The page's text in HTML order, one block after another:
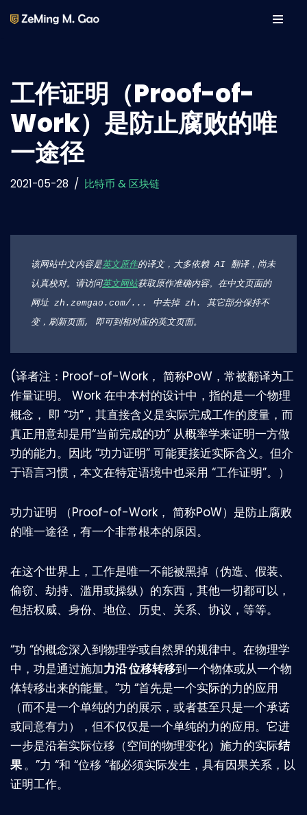
content
工作证明（Proof-of-
Work）是防止腐败的唯
一途径
2021-05-28 比特币 & 区块链
该网站中文内容是英文原作的译文，大多依赖 AI 翻译，尚未
认真校对。请访问英文网站获取原作准确内容。在中文页面的
网址 zh.zemgao.com/... 中去掉 zh. 其它部分保持不
变，刷新页面, 即可到相对应的英文页面。
(译者注：Proof-of-Work， 简称PoW，常被翻译为工
作量证明。 Work 在中本村的设计中，指的是一个物理
概念， 即 “功”，其直接含义是实际完成工作的度量，而
真正用意却是用“当前完成的功” 从概率学来证明一方做
功的能力。因此 “功力证明” 可能更接近实际含义。但介
于语言习惯，本文在特定语境中也采用 “工作证明”。）
功力证明 （Proof-of-Work， 简称PoW）是防止腐败
的唯一途径，有一个非常根本的原因。
在这个世界上，工作是唯一不能被黑掉（伪造、假装、
偷窃、劫持、滥用或操纵）的东西，其他一切都可以，
包括权威、身份、地位、历史、关系、协议，等等。
“功 “的概念深入到物理学或自然界的规律中。在物理学
中，功是通过施加力沿位移转移到一个物体或从一个物
体转移出来的能量。”功 “首先是一个实际的力的应用
（而不是一个单纯的力的展示，或者甚至只是一个承诺
或同意有力），但不仅仅是一个单纯的力的应用。它进
一步是沿着实际位移（空间的物理变化）施力的实际结
果。”力 “和 “位移 “都必须实际发生，具有因果关系，以
证明工作。